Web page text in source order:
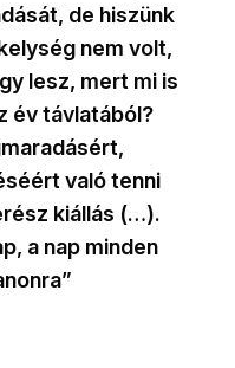
de hiszünk
nem volt,
lesz, mert mi is
év távlatából?
való tenni
kiállás (…).
a nap minden